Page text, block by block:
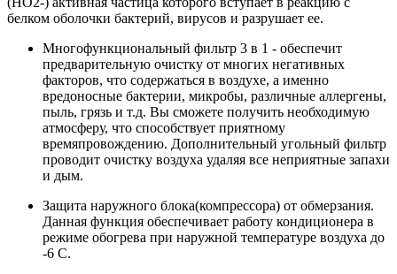
белком оболочки бактерий, вирусов и разрушает ее.
Многофункциональный фильтр 3 в 1 - обеспечит
предварительную очистку от многих негативных
факторов, что содержаться в воздухе, а именно
вредоносные бактерии, микробы, различные аллергены,
пыль, грязь и т.д. Вы сможете получить необходимую
атмосферу, что способствует приятному
времяпровождению. Дополнительный угольный фильтр
проводит очистку воздуха удаляя все неприятные запахи
и дым.
Защита наружного блока(компрессора) от обмерзания.
Данная функция обеспечивает работу кондиционера в
режиме обогрева при наружной температуре воздуха до
-6 С.